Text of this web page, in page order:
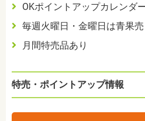
OKポイントアップカレンダ
毎週火曜日・金曜日は青果
月間特売品あり
特売・ポイントアップ情報